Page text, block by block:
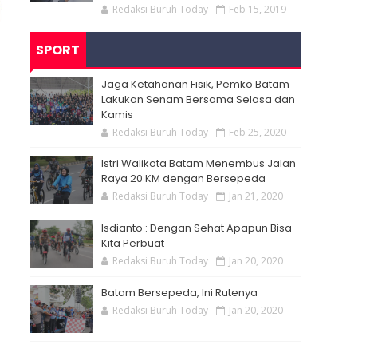
Redaksi Buruh Today Feb 15, 2019
SPORT
Jaga Ketahanan Fisik, Pemko Batam
Lakukan Senam Bersama Selasa dan
Kamis
Redaksi Buruh Today Feb 25, 2020
Istri Walikota Batam Menembus Jalan
Raya 20 KM dengan Bersepeda
Redaksi Buruh Today Jan 21, 2020
Isdianto : Dengan Sehat Apapun Bisa
Kita Perbuat
Redaksi Buruh Today Jan 20, 2020
Batam Bersepeda, Ini Rutenya
Redaksi Buruh Today Jan 20, 2020